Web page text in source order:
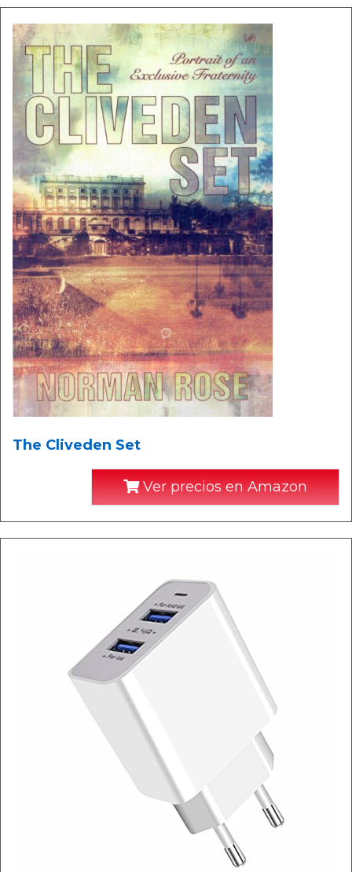
The Cliveden Set
Ver precios en Amazon